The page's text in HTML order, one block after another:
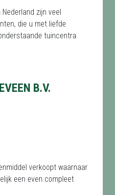
zijn veel
die u met liefde
tuincentra
B.V.
verkoopt waarnaar
een even compleet